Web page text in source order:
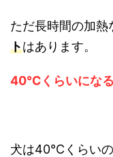
ただ長時間の加熱
トはあります。
40℃くらいになる
犬は40℃くらいの